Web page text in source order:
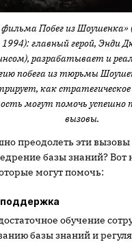
Побег из Шоушенка»
1994): главный герой, Энди
разрабатывает и
побега из тюрьмы
как
могут помочь успешно
вызовы.
преодолеть эти вызовы
базы знаний? Вот
могут помочь:
обучение
базы знаний и